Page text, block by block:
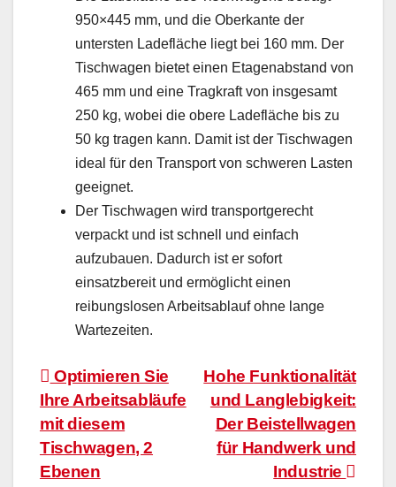
950×445 mm, und die Oberkante der
untersten Ladefläche liegt bei 160 mm. Der
Tischwagen bietet einen Etagenabstand von
465 mm und eine Tragkraft von insgesamt
250 kg, wobei die obere Ladefläche bis zu
50 kg tragen kann. Damit ist der Tischwagen
ideal für den Transport von schweren Lasten
geeignet.
Der Tischwagen wird transportgerecht
verpackt und ist schnell und einfach
aufzubauen. Dadurch ist er sofort
einsatzbereit und ermöglicht einen
reibungslosen Arbeitsablauf ohne lange
Wartezeiten.
Beitragsnavigation
Hohe Funktionalität
und Langlebigkeit:
Der Beistellwagen
für Handwerk und
Industrie
Optimieren Sie
Ihre Arbeitsabläufe
mit diesem
Tischwagen, 2
Ebenen